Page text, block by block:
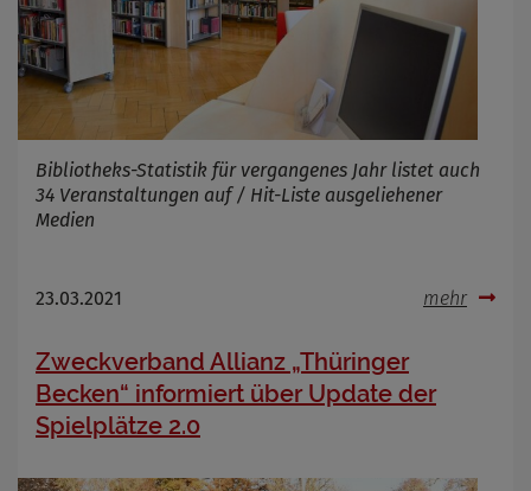
Bibliotheks-Statistik für vergangenes Jahr listet auch
34 Veranstaltungen auf / Hit-Liste ausgeliehener
Medien
23.03.2021 mehr
Zweckverband Allianz „Thüringer
Becken“ informiert über Update der
Spielplätze 2.0